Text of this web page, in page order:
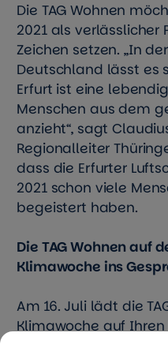
Die TAG Wohnen
2021 als verlässlicher
Zeichen setzen. „In
Deutschland lässt es
Erfurt ist eine
Menschen aus dem
anzieht“, sagt
Regionalleiter
dass die Erfurter
2021 schon viele
begeistert haben.
Die TAG Wohnen auf
Klimawoche ins
Am 16. Juli lädt die
Klimawoche auf